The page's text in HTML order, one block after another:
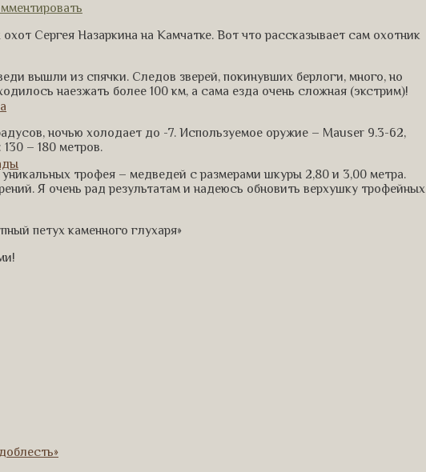
Сергея Назаркина на Камчатке. Вот что рассказывает сам охотник
вышли из спячки. Следов зверей, покинувших берлоги, много, но
наезжать более 100 км, а сама езда очень сложная (экстрим)!
ночью холодает до -7. Используемое оружие – Mauser 9.3-62,
– 180 метров.
трофея – медведей с размерами шкуры 2,80 и 3,00 метра.
Я очень рад результатам и надеюсь обновить верхушку трофейных
петух каменного глухаря»